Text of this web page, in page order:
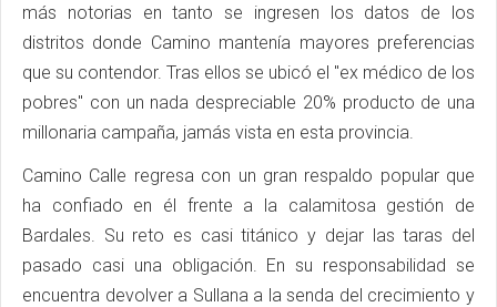
más notorias en tanto se ingresen los datos de los
distritos donde Camino mantenía mayores preferencias
que su contendor. Tras ellos se ubicó el "ex médico de los
pobres" con un nada despreciable 20% producto de una
millonaria campaña, jamás vista en esta provincia.
Camino Calle regresa con un gran respaldo popular que
ha confiado en él frente a la calamitosa gestión de
Bardales. Su reto es casi titánico y dejar las taras del
pasado casi una obligación. En su responsabilidad se
encuentra devolver a Sullana a la senda del crecimiento y